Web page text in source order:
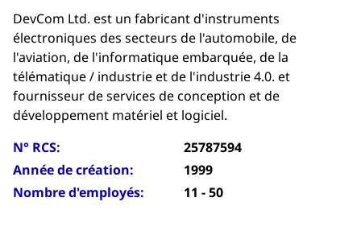
DevCom Ltd. est un fabricant d'instruments
électroniques des secteurs de l'automobile, de
l'aviation, de l'informatique embarquée, de la
télématique / industrie et de l'industrie 4.0. et
fournisseur de services de conception et de
développement matériel et logiciel.
N° RCS:
25787594
Année de création:
1999
Nombre d'employés:
11 - 50